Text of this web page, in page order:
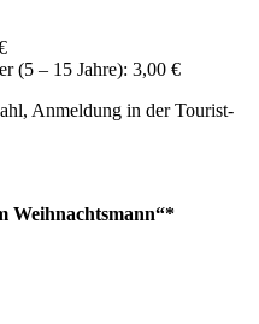
(5 – 15 Jahre): 3,00 €
Anmeldung in der Tourist-
Weihnachtsmann“*